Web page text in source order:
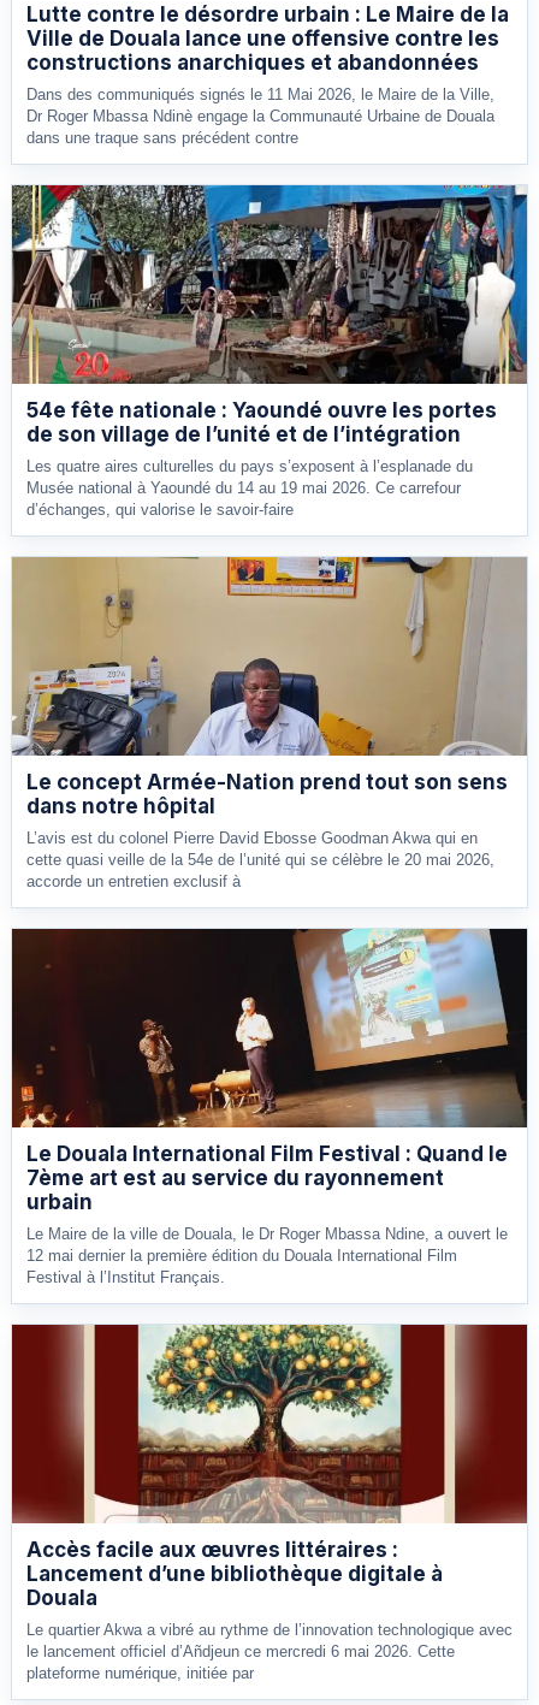
Lutte contre le désordre urbain : Le Maire de la
Ville de Douala lance une offensive contre les
constructions anarchiques et abandonnées
Dans des communiqués signés le 11 Mai 2026, le Maire de la Ville,
Dr Roger Mbassa Ndinè engage la Communauté Urbaine de Douala
dans une traque sans précédent contre
54e fête nationale : Yaoundé ouvre les portes
de son village de l’unité et de l’intégration
Les quatre aires culturelles du pays s’exposent à l’esplanade du
Musée national à Yaoundé du 14 au 19 mai 2026. Ce carrefour
d’échanges, qui valorise le savoir-faire
Le concept Armée-Nation prend tout son sens
dans notre hôpital
L’avis est du colonel Pierre David Ebosse Goodman Akwa qui en
cette quasi veille de la 54e de l’unité qui se célèbre le 20 mai 2026,
accorde un entretien exclusif à
Le Douala International Film Festival : Quand le
7ème art est au service du rayonnement
urbain
Le Maire de la ville de Douala, le Dr Roger Mbassa Ndine, a ouvert le
12 mai dernier la première édition du Douala International Film
Festival à l’Institut Français.
Accès facile aux œuvres littéraires :
Lancement d’une bibliothèque digitale à
Douala
Le quartier Akwa a vibré au rythme de l’innovation technologique avec
le lancement officiel d’Añdjeun ce mercredi 6 mai 2026. Cette
plateforme numérique, initiée par